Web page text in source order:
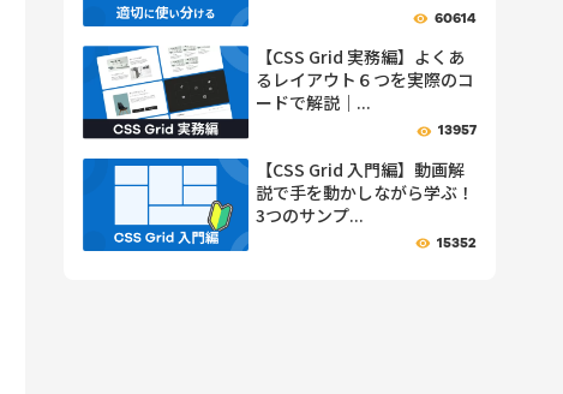
60614
【CSS Grid 実務編】よくあ
るレイアウト６つを実際のコ
ードで解説｜...
13957
【CSS Grid 入門編】動画解
説で手を動かしながら学ぶ！
3つのサンプ...
15352